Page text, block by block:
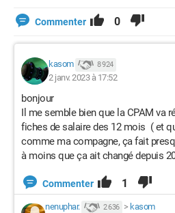
Commenter 0
kasom 8 924
2 janv. 2023 à 17:52
bonjour
Il me semble bien que la CPAM va
fiches de salaire des 12 mois ( et
comme ma compagne, ça fait
à moins que ça ait changé depuis
Commenter 1
nenuphar. 2 636 > kasom